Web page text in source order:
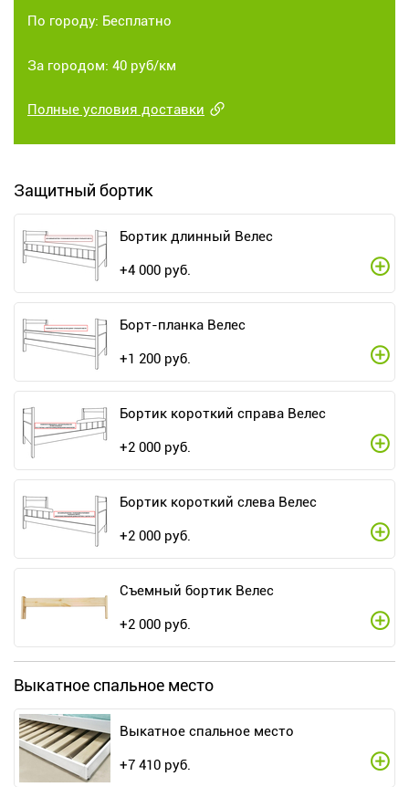
По городу: Бесплатно
За городом: 40 руб/км
Полные условия доставки
Защитный бортик
Бортик длинный Велес
+4 000 руб.
Борт-планка Велес
+1 200 руб.
Бортик короткий справа Велес
+2 000 руб.
Бортик короткий слева Велес
+2 000 руб.
Съемный бортик Велес
+2 000 руб.
Выкатное спальное место
Выкатное спальное место
+7 410 руб.